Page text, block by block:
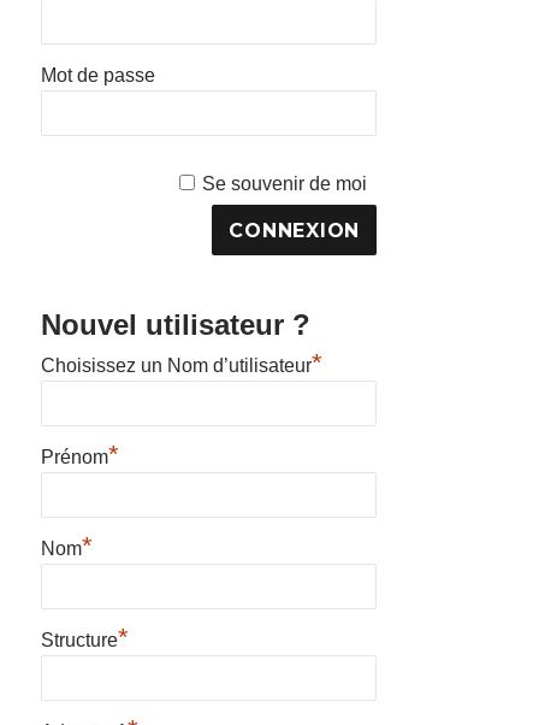
Mot de passe
Se souvenir de moi
Nouvel utilisateur ?
Choisissez un Nom d’utilisateur*
Prénom*
Nom*
Structure*